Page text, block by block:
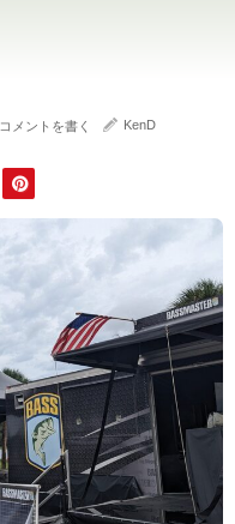
コメントを書く KenD